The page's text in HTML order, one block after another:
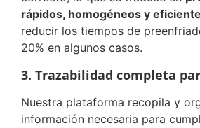
rápidos, homogéneos y
reducir los tiempos de
20% en algunos casos.
3. Trazabilidad completa
Nuestra plataforma recopila y
información necesaria para